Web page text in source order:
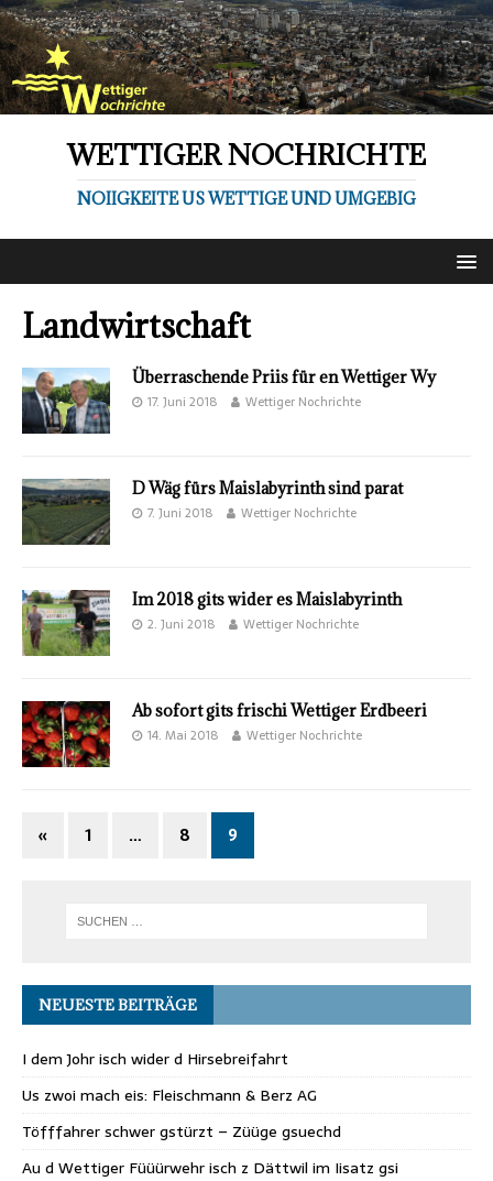
WETTIGER NOCHRICHTE
NOIIGKEITE US WETTIGE UND UMGEBIG
Landwirtschaft
Überraschende Priis für en Wettiger Wy
17. Juni 2018 Wettiger Nochrichte
D Wäg fürs Maislabyrinth sind parat
7. Juni 2018 Wettiger Nochrichte
Im 2018 gits wider es Maislabyrinth
2. Juni 2018 Wettiger Nochrichte
Ab sofort gits frischi Wettiger Erdbeeri
14. Mai 2018 Wettiger Nochrichte
« 1 … 8 9
NEUESTE BEITRÄGE
I dem Johr isch wider d Hirsebreifahrt
Us zwoi mach eis: Fleischmann & Berz AG
Töfffahrer schwer gstürzt – Züüge gsuechd
Au d Wettiger Füüürwehr isch z Dättwil im Iisatz gsi